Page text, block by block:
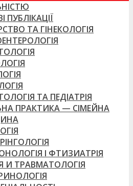
ПУБЛІКАЦІЇ
ТА ГІНЕКОЛОГІЯ
ТА ПЕДІАТРІЯ
ПРАКТИКА — СІМЕЙНА
І ФТИЗИАТРІЯ
И ТРАВМАТОЛОГІЯ